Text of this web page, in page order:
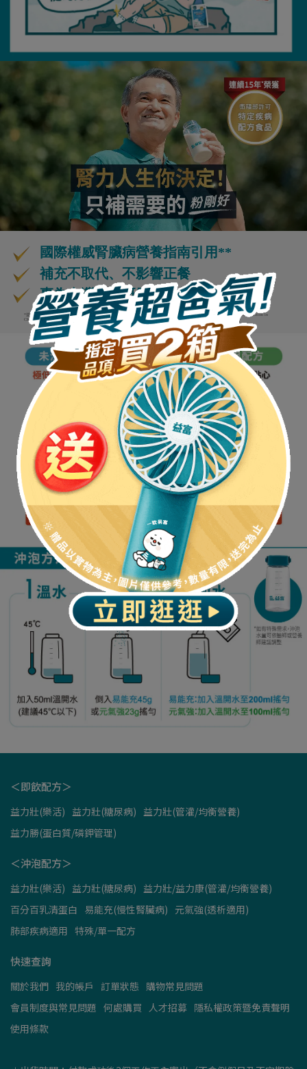
國際權威腎臟病營養指南引用**
補充不取代、不影響正餐
專為台灣腎友研發
*益富元氣強自2006年至2021年衛福部特定疾病配方食品登記資料 **Ikizler TA et al., KDOQI Clinical practice guideline for nutrition in
CKD: 2020 update. Am J Kidney Dis. 2020; 76(3 Suppl 1): S1-S107
＜即飲配方＞
益力壯(樂活) 益力壯(糖尿病) 益力壯(管灌/均衡營養)
益力勝(蛋白質/磷鉀管理)
＜沖泡配方＞
益力壯(樂活) 益力壯(糖尿病) 益力壯/益力康(管灌/均衡營養)
百分百乳清蛋白 易能充(慢性腎臟病) 元氣強(透析適用)
肺部疾病適用 特殊/單一配方
快速查詢
關於我們 我的帳戶 訂單狀態 購物常見問題
會員制度與常見問題 何處購買 人才招募 隱私權政策暨免責聲明
使用條款